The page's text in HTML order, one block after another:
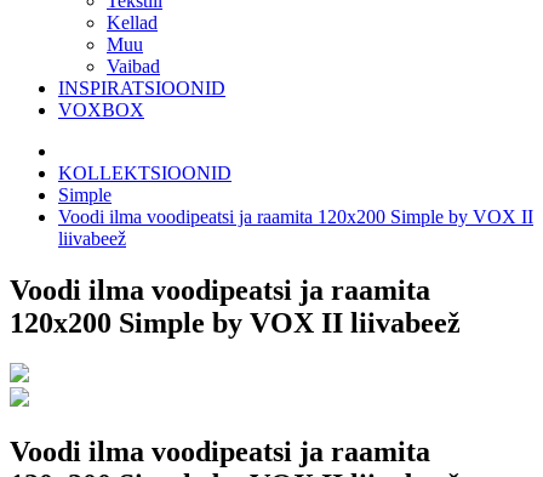
Kellad
Muu
Vaibad
INSPIRATSIOONID
VOXBOX
KOLLEKTSIOONID
Simple
Voodi ilma voodipeatsi ja raamita 120x200 Simple by VOX II
liivabeež
Voodi ilma voodipeatsi ja raamita
120x200 Simple by VOX II liivabeež
Voodi ilma voodipeatsi ja raamita